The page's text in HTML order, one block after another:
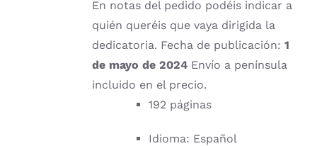
En notas del pedido podéis indicar a
quién queréis que vaya dirigida la
dedicatoria. Fecha de publicación:1
de mayo de 2024 Envío a península
incluido en el precio.
192 páginas
Idioma: Español